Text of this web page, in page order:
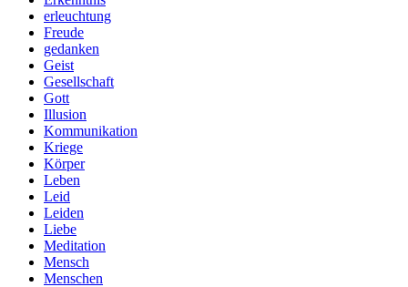
erleuchtung
Freude
gedanken
Geist
Gesellschaft
Gott
Illusion
Kommunikation
Kriege
Körper
Leben
Leid
Leiden
Liebe
Meditation
Mensch
Menschen